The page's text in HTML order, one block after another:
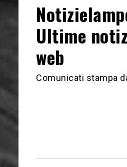
Ultime
web
Comunicati stampa